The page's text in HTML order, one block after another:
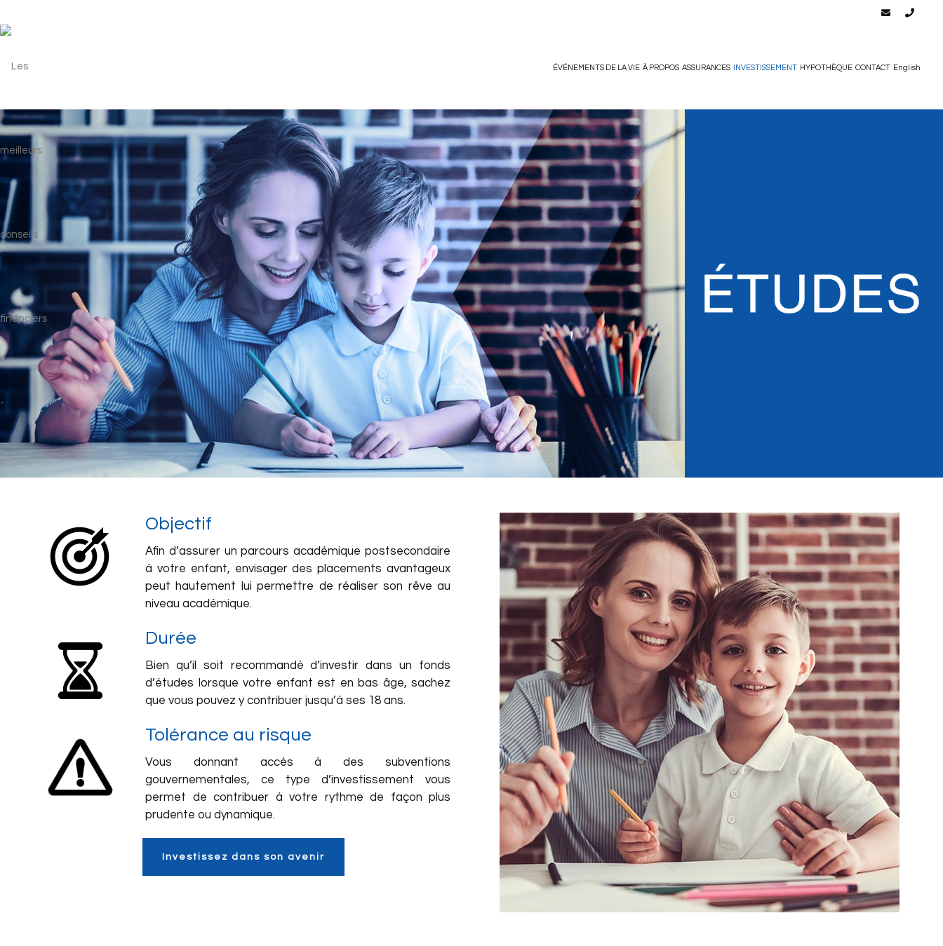
ÉVÉNEMENTS DE LA VIE À PROPOS ASSURANCES INVESTISSEMENT HYPOTHÈQUE CONTACT English
Objectif
Afin d’assurer un parcours académique postsecondaire
à votre enfant, envisager des placements avantageux
peut hautement lui permettre de réaliser son rêve au
niveau académique.
Durée
Bien qu’il soit recommandé d’investir dans un fonds
d’études lorsque votre enfant est en bas âge, sachez
que vous pouvez y contribuer jusqu’à ses 18 ans.
Tolérance au risque
Vous donnant accès à des subventions
gouvernementales, ce type d’investissement vous
permet de contribuer à votre rythme de façon plus
prudente ou dynamique.
Investissez dans son avenir